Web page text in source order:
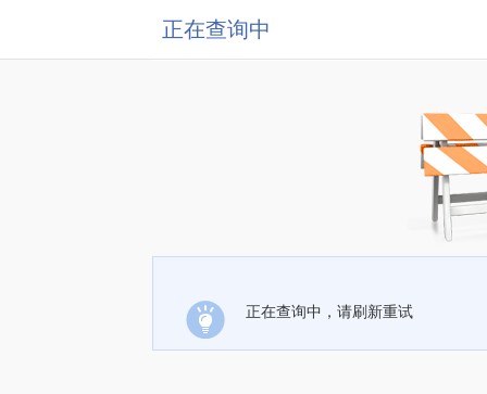
正在查询中
正在查询中，请刷新重试